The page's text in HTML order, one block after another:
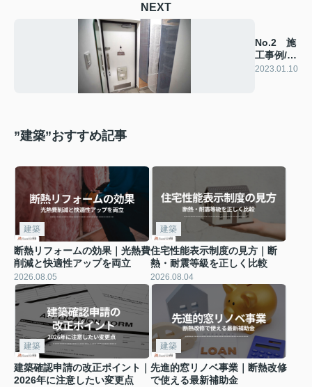
NEXT
No.2 施
工事例/玄
関
2023.01.10
”建築”おすすめ記事
建築
断熱リフォームの効果｜光熱費
削減と快適性アップを両立
2026.08.05
建築
住宅性能表示制度の見方｜断
熱・耐震等級を正しく比較
2026.08.04
建築
建築確認申請の改正ポイント｜
2026年に注意したい変更点
建築
先進的窓リノベ事業｜断熱改修
で使える最新補助金